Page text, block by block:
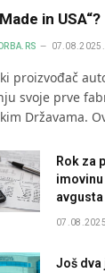
in USA“?
07.08.2025.
proizvođač
svoje prve
Državama.
Rok za
avgusta
Još dva